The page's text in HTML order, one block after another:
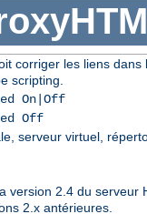
corriger les liens
scripting.
On|Off
Off
serveur virtuel,
version 2.4 du serveur
2.x antérieures.